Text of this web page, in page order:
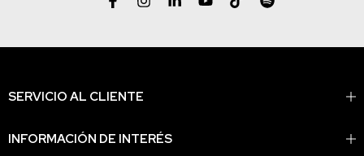
SERVICIO AL CLIENTE
INFORMACIÓN DE INTERÉS